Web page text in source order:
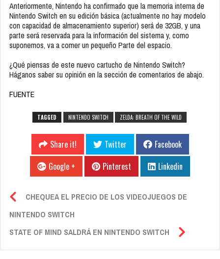
Anteriormente, Nintendo ha confirmado que la memoria interna de
Nintendo Switch en su edición básica (actualmente no hay modelo
con capacidad de almacenamiento superior) será de 32GB, y una
parte será reservada para la información del sistema y, como
suponemos, va a comer un pequeño Parte del espacio.
¿Qué piensas de este nuevo cartucho de Nintendo Switch?
Háganos saber su opinión en la sección de comentarios de abajo.
FUENTE
TAGGED NINTENDO SWITCH ZELDA: BREATH OF THE WILD
Share it! Twitter
Facebook
Google +
Pinterest Linkedin
CHEQUEA EL PRECIO DE LOS VIDEOJUEGOS DE
NINTENDO SWITCH
STATE OF MIND SALDRÁ EN NINTENDO SWITCH